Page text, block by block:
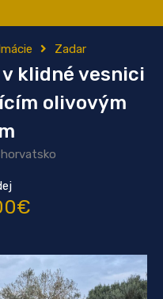
Zadar
klidné vesnici
olivovým